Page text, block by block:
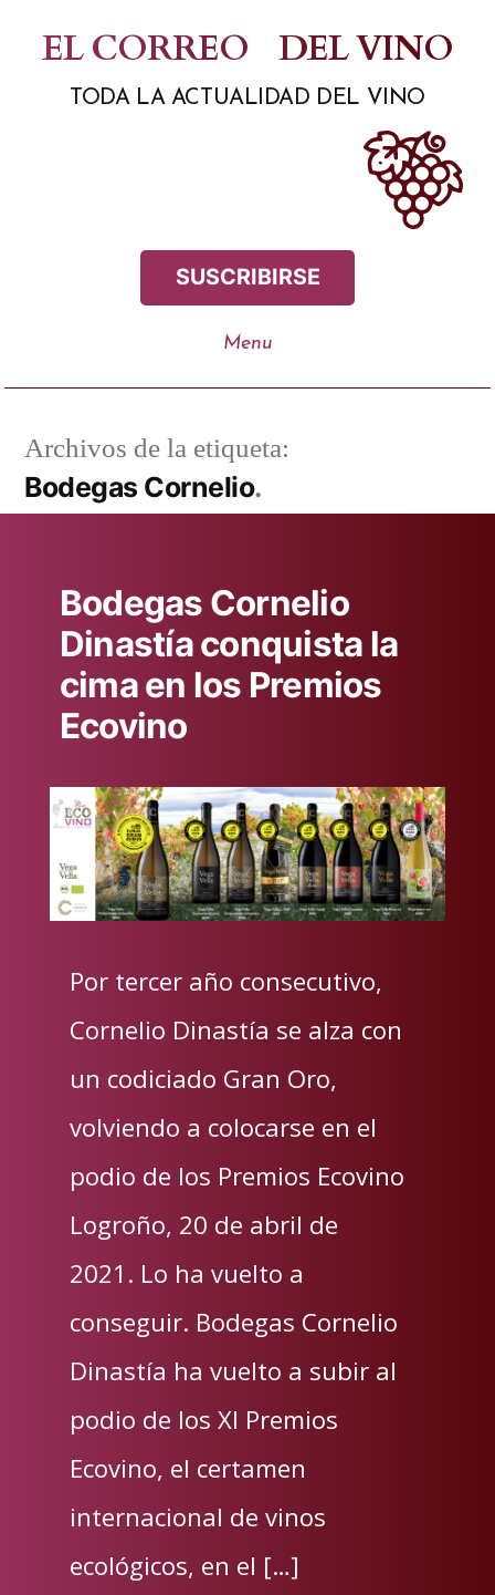
contenido
EL CORREO DEL VINO
TODA LA ACTUALIDAD DEL VINO
SUSCRIBIRSE
Archivos de la etiqueta:
Bodegas Cornelio
Bodegas Cornelio
Dinastía conquista la
cima en los Premios
Ecovino
Por tercer año consecutivo,
Cornelio Dinastía se alza con
un codiciado Gran Oro,
volviendo a colocarse en el
podio de los Premios Ecovino
Logroño, 20 de abril de
2021. Lo ha vuelto a
conseguir. Bodegas Cornelio
Dinastía ha vuelto a subir al
podio de los XI Premios
Ecovino, el certamen
internacional de vinos
ecológicos, en el […]